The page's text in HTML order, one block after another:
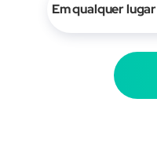
Em qualquer lugar